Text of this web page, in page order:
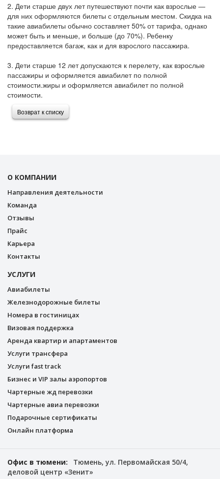
2. Дети старше двух лет путешествуют почти как взрослые —
для них оформляются билеты с отдельным местом. Скидка на
такие авиабилеты обычно составляет 50% от тарифа, однако
может быть и меньше, и больше (до 70%). Ребенку
предоставляется багаж, как и для взрослого пассажира.
3. Дети старше 12 лет допускаются к перелету, как взрослые
пассажиры и оформляется авиабилет по полной
стоимости.жиры и оформляется авиабилет по полной
стоимости.
Возврат к списку
О КОМПАНИИ
Направления деятельности
Команда
Отзывы
Прайс
Карьера
Контакты
УСЛУГИ
Авиабилеты
Железнодорожные билеты
Номера в гостиницах
Визовая поддержка
Аренда квартир и апартаментов
Услуги трансфера
Услуги fast track
Бизнес и VIP залы аэропортов
Чартерные жд перевозки
Чартерные авиа перевозки
Подарочные сертификаты
Онлайн платформа
Офис в тюмени:
Тюмень, ул. Первомайская 50/4,
деловой центр «Зенит»